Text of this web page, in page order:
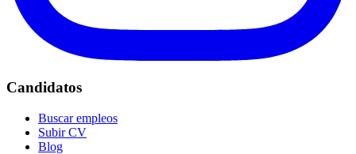
Candidatos
Buscar empleos
Subir CV
Blog